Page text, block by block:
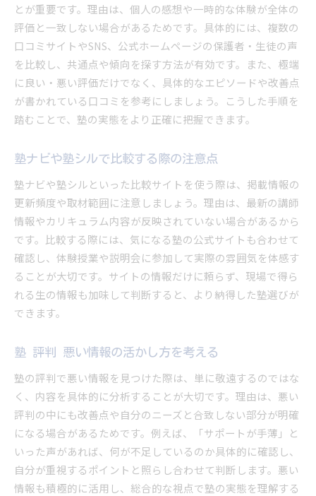
とが重要です。理由は、個人の感想や一時的な体験が全体の
評価と一致しない場合があるためです。具体的には、複数の
口コミサイトやSNS、公式ホームページの保護者・生徒の声
を比較し、共通点や傾向を探す方法が有効です。また、極端
に良い・悪い評価だけでなく、具体的なエピソードや改善点
が書かれている口コミを参考にしましょう。こうした手順を
踏むことで、塾の実態をより正確に把握できます。
塾ナビや塾シルで比較する際の注意点
塾ナビや塾シルといった比較サイトを使う際は、掲載情報の
更新頻度や取材範囲に注意しましょう。理由は、最新の講師
情報やカリキュラム内容が反映されていない場合があるから
です。比較する際には、気になる塾の公式サイトも合わせて
確認し、体験授業や説明会に参加して実際の雰囲気を体感す
ることが大切です。サイトの情報だけに頼らず、現場で得ら
れる生の情報も加味して判断すると、より納得した塾選びが
できます。
塾 評判 悪い情報の活かし方を考える
塾の評判で悪い情報を見つけた際は、単に敬遠するのではな
く、内容を具体的に分析することが大切です。理由は、悪い
評判の中にも改善点や自分のニーズと合致しない部分が明確
になる場合があるためです。例えば、「サポートが手薄」と
いった声があれば、何が不足しているのか具体的に確認し、
自分が重視するポイントと照らし合わせて判断します。悪い
情報も積極的に活用し、総合的な視点で塾の実態を理解する